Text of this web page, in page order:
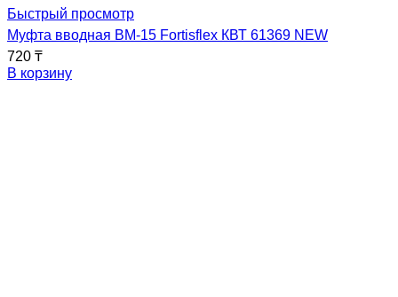
Быстрый просмотр
Муфта вводная ВМ-15 Fortisflex КВТ 61369 NEW
720 ₸
В корзину